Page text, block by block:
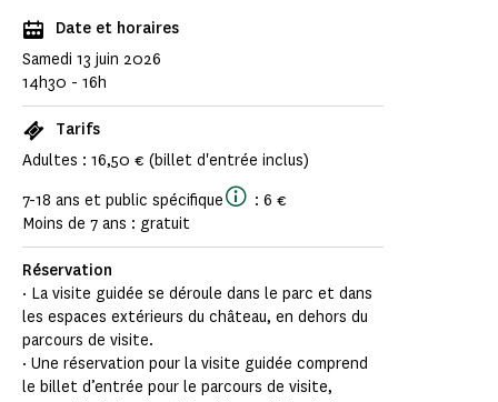
Date et horaires
Samedi 13 juin 2026
14h30 - 16h
Tarifs
Adultes : 16,50 € (billet d'entrée inclus)
7-18 ans et public spécifique
: 6 €
Moins de 7 ans : gratuit
Réservation
· La visite guidée se déroule dans le parc et dans
les espaces extérieurs du château, en dehors du
parcours de visite.
· Une réservation pour la visite guidée comprend
le billet d’entrée pour le parcours de visite,